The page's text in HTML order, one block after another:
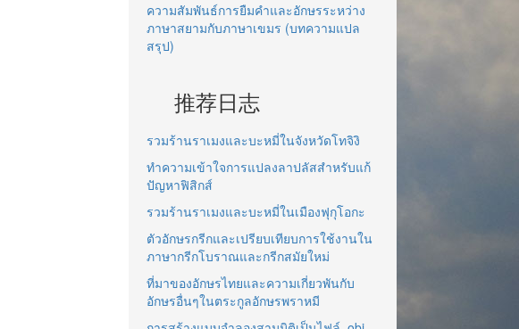
ความสัมพันธ์การยืมคำและอักษรระหว่าง
ภาษาสยามกับภาษาเขมร (บทความแปล
สรุป)
推荐日志
รวมร้านราเมงและบะหมี่ในจังหวัดโทจิงิ
ทำความเข้าใจการแปลงลาปลัสสำหรับแก้
ปัญหาฟิสิกส์
รวมร้านราเมงและบะหมี่ในเมืองฟุกุโอกะ
ตัวอักษรกรีกและเปรียบเทียบการใช้งานใน
ภาษากรีกโบราณและกรีกสมัยใหม่
ที่มาของอักษรไทยและความเกี่ยวพันกับ
อักษรอื่นๆในตระกูลอักษรพราหมี